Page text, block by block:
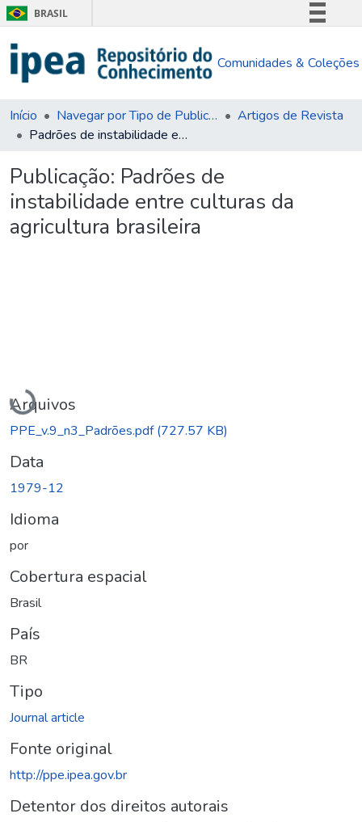
BRASIL
Comunica BR
Acesso à informação
Comunidades & Coleções
Início Navegar por Tipo de Publicação
Artigos de Revista
Padrões de instabilidade entre culturas da agricultura brasileira
Publicação: Padrões de
instabilidade entre culturas da
agricultura brasileira
Carregando...
Arquivos
PPE_v.9_n3_Padrões.pdf(727.57 KB)
Data
1979-12
Idioma
por
Cobertura espacial
Brasil
País
BR
Tipo
Journal article
Fonte original
http://ppe.ipea.gov.br
Detentor dos direitos autorais